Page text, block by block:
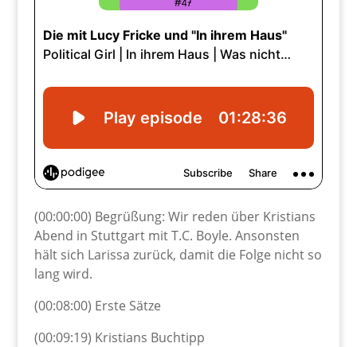
(00:00:00) Begrüßung: Wir reden über Kristians
Abend in Stuttgart mit T.C. Boyle. Ansonsten
hält sich Larissa zurück, damit die Folge nicht so
lang wird.
(00:08:00) Erste Sätze
(00:09:19) Kristians Buchtipp